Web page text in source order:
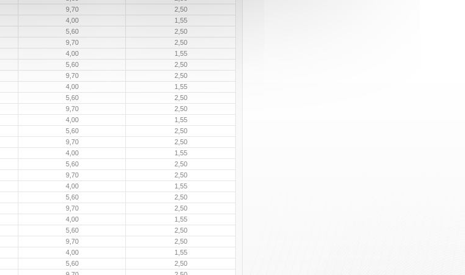
9,70
2,50
4,00
1,55
5,60
2,50
9,70
2,50
4,00
1,55
5,60
2,50
9,70
2,50
4,00
1,55
5,60
2,50
9,70
2,50
4,00
1,55
5,60
2,50
9,70
2,50
4,00
1,55
5,60
2,50
9,70
2,50
4,00
1,55
5,60
2,50
9,70
2,50
4,00
1,55
5,60
2,50
9,70
2,50
4,00
1,55
5,60
2,50